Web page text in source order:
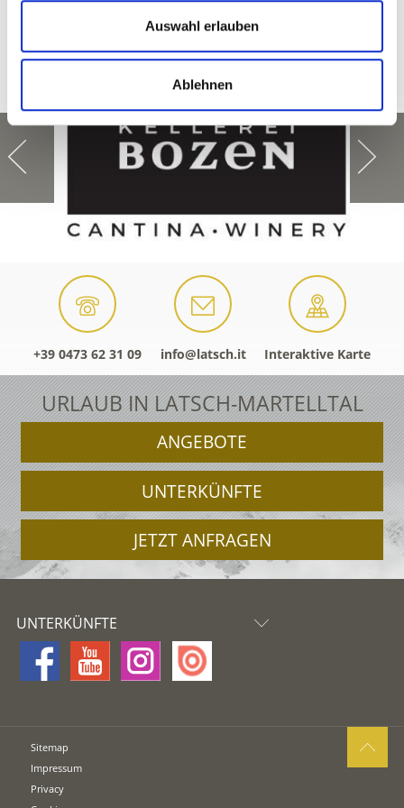
Auswahl erlauben
Ablehnen
Ja
Nein
+39 0473 62 31 09 info@latsch.it Interaktive Karte
URLAUB IN LATSCH-MARTELLTAL
ANGEBOTE
UNTERKÜNFTE
JETZT ANFRAGEN
UNTERKÜNFTE
Sitemap
Impressum
Privacy